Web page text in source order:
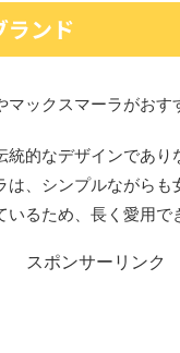
ランド
ックスマーラがおす
的なデザインであり
は、シンプルながら
るため、長く愛用で
スポンサーリンク